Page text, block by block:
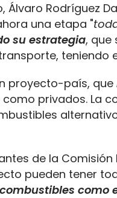
Álvaro Rodríguez
una etapa "
su estrategia, que
teniendo
proyecto-país, que
privados. La
de la
pueden tener
como